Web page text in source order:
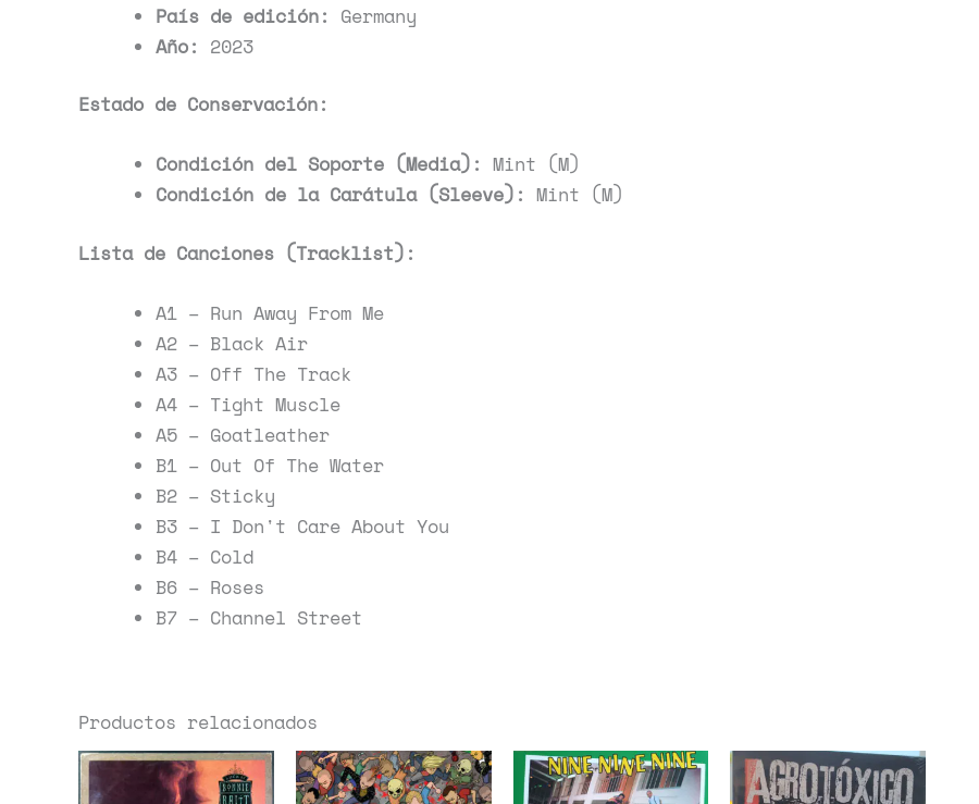
País de edición: Germany
Año: 2023
Estado de Conservación:
Condición del Soporte (Media): Mint (M)
Condición de la Carátula (Sleeve): Mint (M)
Lista de Canciones (Tracklist):
A1 – Run Away From Me
A2 – Black Air
A3 – Off The Track
A4 – Tight Muscle
A5 – Goatleather
B1 – Out Of The Water
B2 – Sticky
B3 – I Don't Care About You
B4 – Cold
B6 – Roses
B7 – Channel Street
Productos relacionados